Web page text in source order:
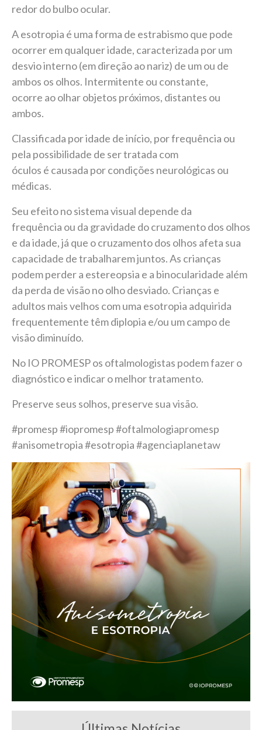
redor do bulbo ocular.
A esotropia é uma forma de estrabismo que pode
ocorrer em qualquer idade, caracterizada por um
desvio interno (em direção ao nariz) de um ou de
ambos os olhos. Intermitente ou constante,
ocorre ao olhar objetos próximos, distantes ou
ambos.
Classificada por idade de início, por frequência ou
pela possibilidade de ser tratada com
óculos é causada por condições neurológicas ou
médicas.
Seu efeito no sistema visual depende da
frequência ou da gravidade do cruzamento dos olhos
e da idade, já que o cruzamento dos olhos afeta sua
capacidade de trabalharem juntos. As crianças
podem perder a estereopsia e a binocularidade além
da perda de visão no olho desviado. Crianças e
adultos mais velhos com uma esotropia adquirida
frequentemente têm diplopia e/ou um campo de
visão diminuído.
No IO PROMESP os oftalmologistas podem fazer o
diagnóstico e indicar o melhor tratamento.
Preserve seus solhos, preserve sua visão.
#promesp #iopromesp #oftalmologiapromesp
#anisometropia #esotropia #agenciaplanetaw